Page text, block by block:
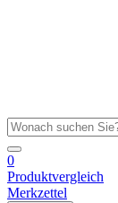
0
Produktvergleich
Merkzettel